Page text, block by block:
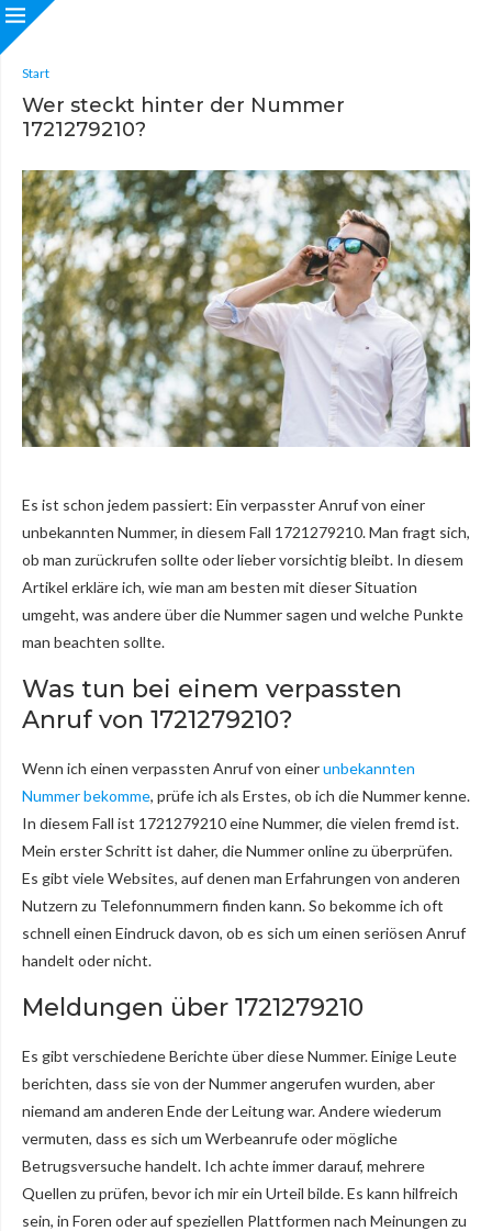
Start
Wer steckt hinter der Nummer
1721279210?
Es ist schon jedem passiert: Ein verpasster Anruf von einer
unbekannten Nummer, in diesem Fall 1721279210. Man fragt sich,
ob man zurückrufen sollte oder lieber vorsichtig bleibt. In diesem
Artikel erkläre ich, wie man am besten mit dieser Situation
umgeht, was andere über die Nummer sagen und welche Punkte
man beachten sollte.
Was tun bei einem verpassten
Anruf von 1721279210?
Wenn ich einen verpassten Anruf von einerunbekannten
Nummer bekomme, prüfe ich als Erstes, ob ich die Nummer kenne.
In diesem Fall ist 1721279210 eine Nummer, die vielen fremd ist.
Mein erster Schritt ist daher, die Nummer online zu überprüfen.
Es gibt viele Websites, auf denen man Erfahrungen von anderen
Nutzern zu Telefonnummern finden kann. So bekomme ich oft
schnell einen Eindruck davon, ob es sich um einen seriösen Anruf
handelt oder nicht.
Meldungen über 1721279210
Es gibt verschiedene Berichte über diese Nummer. Einige Leute
berichten, dass sie von der Nummer angerufen wurden, aber
niemand am anderen Ende der Leitung war. Andere wiederum
vermuten, dass es sich um Werbeanrufe oder mögliche
Betrugsversuche handelt. Ich achte immer darauf, mehrere
Quellen zu prüfen, bevor ich mir ein Urteil bilde. Es kann hilfreich
sein, in Foren oder auf speziellen Plattformen nach Meinungen zu